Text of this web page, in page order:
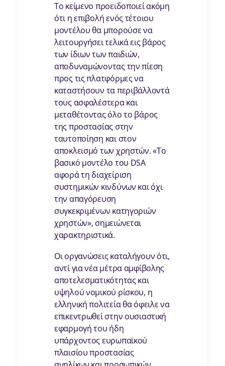
Το κείμενο προειδοποιεί ακόμη
ότι η επιβολή ενός τέτοιου
μοντέλου θα μπορούσε να
λειτουργήσει τελικά εις βάρος
των ίδιων των παιδιών,
αποδυναμώνοντας την πίεση
προς τις πλατφόρμες να
καταστήσουν τα περιβάλλοντά
τους ασφαλέστερα και
μεταθέτοντας όλο το βάρος
της προστασίας στην
ταυτοποίηση και στον
αποκλεισμό των χρηστών. «Το
βασικό μοντέλο του DSA
αφορά τη διαχείριση
συστημικών κινδύνων και όχι
την απαγόρευση
συγκεκριμένων κατηγοριών
χρηστών», σημειώνεται
χαρακτηριστικά.
Οι οργανώσεις καταλήγουν ότι,
αντί για νέα μέτρα αμφίβολης
αποτελεσματικότητας και
υψηλού νομικού ρίσκου, η
ελληνική πολιτεία θα όφειλε να
επικεντρωθεί στην ουσιαστική
εφαρμογή του ήδη
υπάρχοντος ευρωπαϊκού
πλαισίου προστασίας